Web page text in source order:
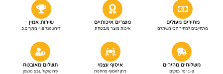
מחירים מעולים
מתחייבים למחיר הכי משתלם
מוצרים איכותיים
איכות מוצר מובטחת
שירות אמין
דירוג גוגל 4.9 מתוך 5.0
משלוחים מהירים
1-3 ימי עסקים
איסוף עצמי
ניתן לאסוף מהחנות
תשלום מאובטח
פרוטוקול SSL מוצפן